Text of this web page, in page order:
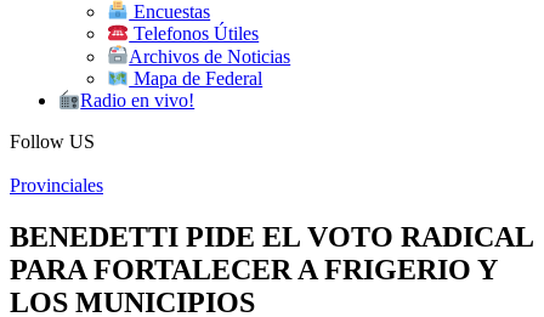
Encuestas
Telefonos Útiles
Archivos de Noticias
Mapa de Federal
Radio en vivo!
Follow US
Provinciales
BENEDETTI PIDE EL VOTO RADICAL
PARA FORTALECER A FRIGERIO Y
LOS MUNICIPIOS